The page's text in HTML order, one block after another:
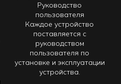
Руководство
пользователя
Каждое устройство
поставляется с
руководством
пользователя по
установке и эксплуатации
устройства.